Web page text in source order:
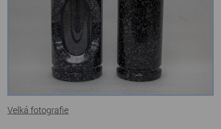
Barevné kamenné drti
Štípané kamenné obklady
Dárkové předměty z přírodního kamene
Gabiony, gabionový kámen
Velká fotografie